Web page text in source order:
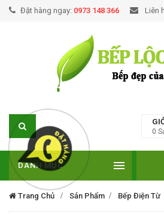
Đặt hàng ngay: 0973 148 366 Liên
0
DANH MỤC
Trang Chủ Sản Phẩm Bếp Điện Từ